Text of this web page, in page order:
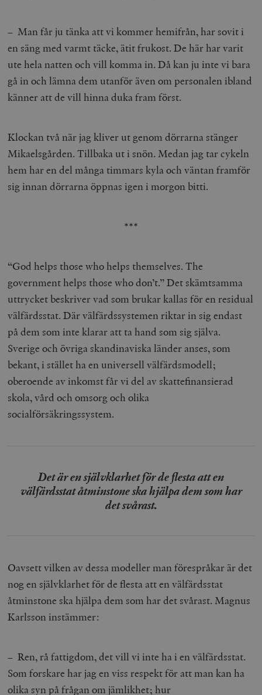
– Man får ju tänka att vi kommer hemifrån, har sovit i
en säng med varmt täcke, ätit frukost. De här har varit
ute hela natten och vill komma in. Då kan ju inte vi bara
gå in och lämna dem utanför även om personalen ibland
känner att de vill hinna duka fram först.
Klockan två när jag kliver ut genom dörrarna stänger
Mikaelsgården. Tillbaka ut i snön. Medan jag tar cykeln
hem har en del många timmars kyla och väntan framför
sig innan dörrarna öppnas igen i morgon bitti.
***
“God helps those who helps themselves. The
government helps those who don’t.” Det skämtsamma
uttrycket beskriver vad som brukar kallas för en residual
välfärdsstat. Där välfärdssystemen riktar in sig endast
på dem som inte klarar att ta hand som sig själva.
Sverige och övriga skandinaviska länder anses, som
bekant, i stället ha en universell välfärdsmodell;
oberoende av inkomst får vi del av skattefinansierad
skola, vård och omsorg och olika
socialförsäkringssystem.
Det är en självklarhet för de flesta att en
välfärdsstat åtminstone ska hjälpa dem som har
det svårast.
Oavsett vilken av dessa modeller man förespråkar är det
nog en självklarhet för de flesta att en välfärdsstat
åtminstone ska hjälpa dem som har det svårast. Magnus
Karlsson instämmer:
– Ren, rå fattigdom, det vill vi inte ha i en välfärdsstat.
Som forskare har jag en viss respekt för att man kan ha
olika syn på frågan om jämlikhet; hur